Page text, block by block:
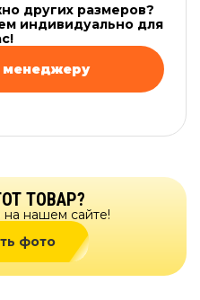
других размеров?
индивидуально для
менеджеру
ТОВАР?
на нашем сайте!
фото